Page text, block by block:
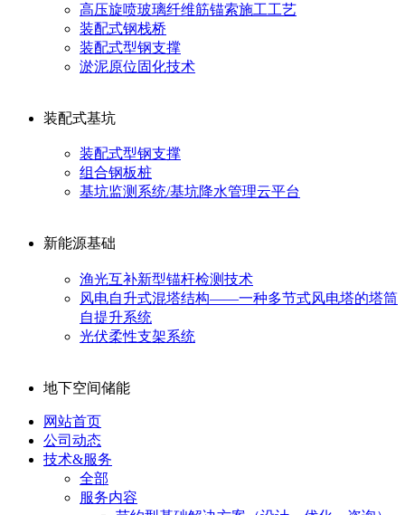
高压旋喷玻璃纤维筋锚索施工工艺
装配式钢栈桥
装配式型钢支撑
淤泥原位固化技术
装配式基坑
装配式型钢支撑
组合钢板桩
基坑监测系统/基坑降水管理云平台
新能源基础
渔光互补新型锚杆检测技术
风电自升式混塔结构——一种多节式风电塔的塔筒
自提升系统
光伏柔性支架系统
地下空间储能
网站首页
公司动态
技术&服务
全部
服务内容